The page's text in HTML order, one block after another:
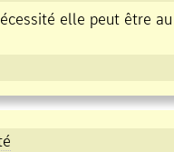
elle peut être